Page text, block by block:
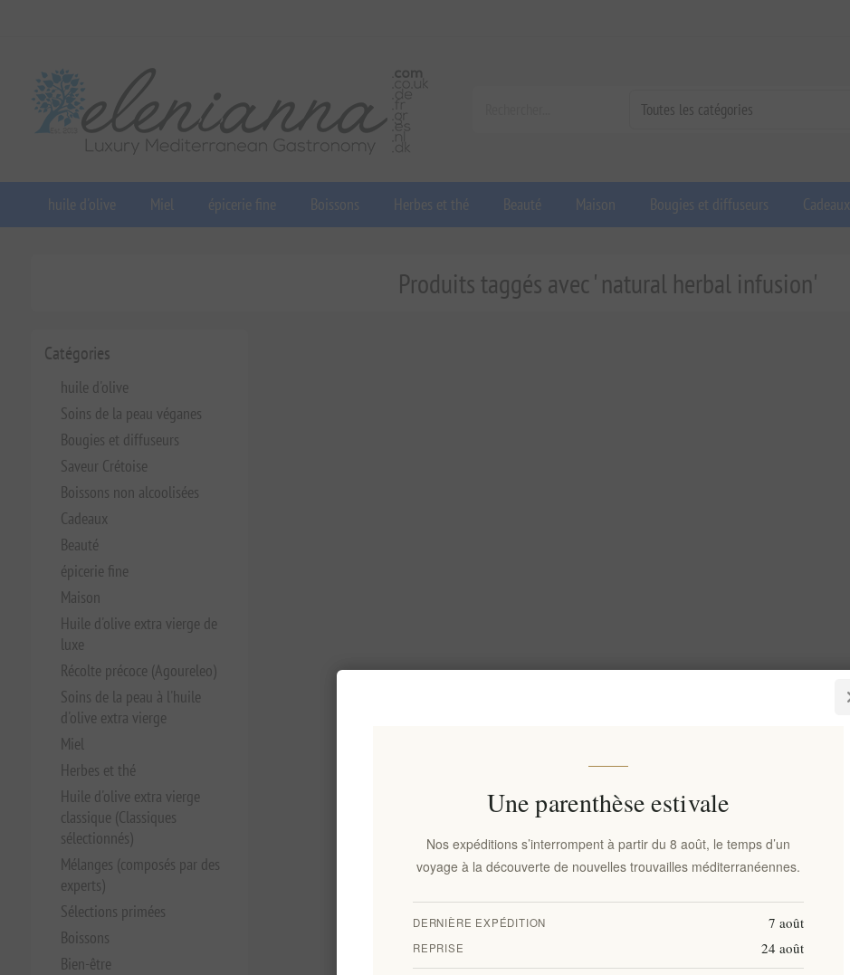
huile d'olive Miel épicerie fine Boissons Herbes et thé Beauté Maison Bougies et diffuseurs Cadeaux
Catégories
huile d'olive
Soins de la peau véganes
Bougies et diffuseurs
Saveur Crétoise
Boissons non alcoolisées
Cadeaux
Beauté
épicerie fine
Maison
Huile d'olive extra vierge de
luxe
Récolte précoce (Agoureleo)
Soins de la peau à l'huile
d'olive extra vierge
Miel
Herbes et thé
Huile d'olive extra vierge
classique (Classiques
sélectionnés)
Mélanges (composés par des
experts)
Sélections primées
Boissons
Bien-être
Produits taggés avec ' natural herbal infusion'
Une parenthèse estivale
Nos expéditions s’interrompent à partir du 8 août, le temps d’un
voyage à la découverte de nouvelles trouvailles méditerranéennes.
DERNIÈRE EXPÉDITION 7 août
REPRISE 24 août